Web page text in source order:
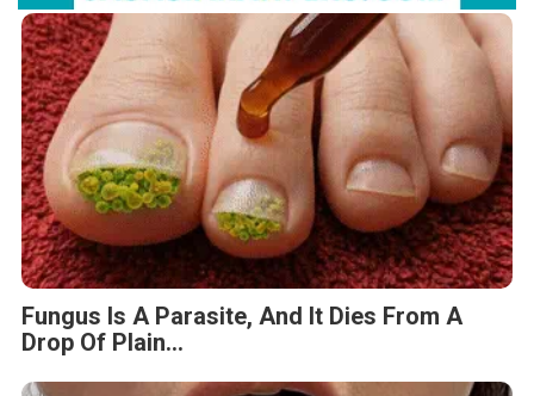
Fungus Is A Parasite, And It Dies From A
Drop Of Plain...